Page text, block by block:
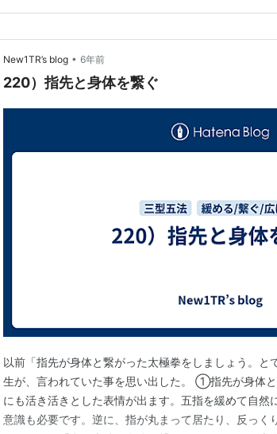
New1TR’s blog • 6年前
220）指先と身体を繋ぐ
以前「指先が身体と繋がった太極拳をしましょう。と
生が、言われていた事を思い出した。 ①指先が身体
にも活き活きとした表情が出ます。五指を緩めて自然
意識も必要です。逆に、指が丸まって居たり、反っく